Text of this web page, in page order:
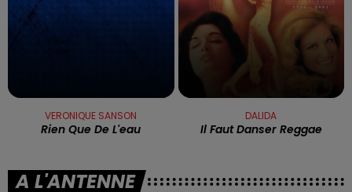
VERONIQUE SANSON
Rien Que De L'eau
DALIDA
Il Faut Danser Reggae
A L'ANTENNE